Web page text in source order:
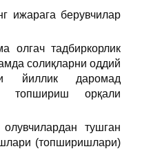
ижарага берувчилар
олгач тадбиркорлик
солиқларни оддий
йиллик даромад
топшириш орқали
тушган
(топширишлари)